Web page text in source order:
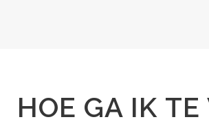
HOE GA IK TE